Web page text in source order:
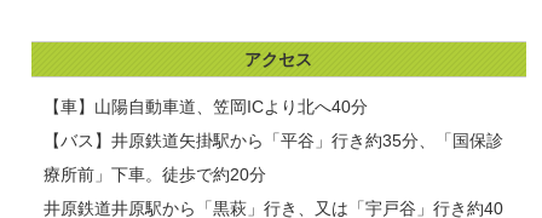
アクセス
【車】山陽自動車道、笠岡ICより北へ40分
【バス】井原鉄道矢掛駅から「平谷」行き約35分、「国保診
療所前」下車。徒歩で約20分
井原鉄道井原駅から「黒萩」行き、又は「宇戸谷」行き約40